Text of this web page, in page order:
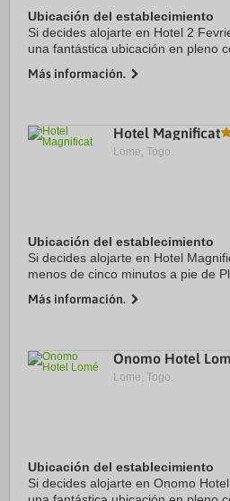
Ubicación del establecimiento
Si decides alojarte en Hotel 2
una fantástica ubicación en pleno
Museo Nacional de Togo. ...
Más información.
Hotel Magnificat
Lome, Togo.
Ubicación del establecimiento
Si decides alojarte en Hotel
menos de cinco minutos a pie de
Museo Nacional de Togo y a 1,7 km
Más información.
Onomo Hotel
Lome, Togo.
Ubicación del establecimiento
Si decides alojarte en Onomo